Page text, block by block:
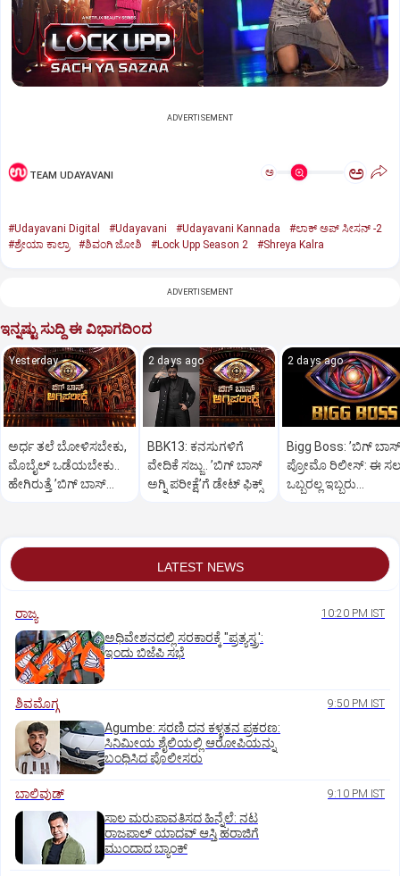
ADVERTISEMENT
TEAM UDAYAVANI ಅ ಅ
#Udayavani Digital #Udayavani #Udayavani Kannada
#ಲಾಕ್ ಅಪ್ ಸೀಸನ್‌ -2
#ಶ್ರೇಯಾ ಕಾಲ್ರಾ
#ಶಿವಂಗಿ ಜೋಶಿ #Lock Upp Season 2 #Shreya Kalra
ADVERTISEMENT
ಇನ್ನಷ್ಟು ಸುದ್ದಿ ಈ ವಿಭಾಗದಿಂದ
Yesterday
ಅರ್ಧ ತಲೆ ಬೋಳಿಸಬೇಕು,
ಮೊಬೈಲ್‌ ಒಡೆಯಬೇಕು..
ಹೇಗಿರುತ್ತೆ ‌ʼಬಿಗ್ ಬಾಸ್‌
2 days ago
BBK13: ಕನಸುಗಳಿಗೆ
ವೇದಿಕೆ ಸಜ್ಜು.. ʼಬಿಗ್‌ ಬಾಸ್‌
ಅಗ್ನಿ ಪರೀಕ್ಷೆʼಗೆ ಡೇಟ್‌ ಫಿಕ್ಸ್
2 days ago
Bigg Boss: ʼಬಿಗ್‌
ಪ್ರೋಮೊ ರಿಲೀಸ್:‌ ಈ ಸಲ
ಒಬ್ಬರಲ್ಲ ಇಬ್ಬರು
LATEST NEWS
ರಾಜ್ಯ 10:20 PM IST
ಅಧಿವೇಶನದಲ್ಲಿ ಸರಕಾರಕ್ಕೆ "ಪ್ರತ್ಯಸ್ತ್ರ':
ಇಂದು ಬಿಜೆಪಿ ಸಭೆ
ಶಿವಮೊಗ್ಗ 9:50 PM IST
Agumbe: ಸರಣಿ ದನ ಕಳ್ಳತನ ಪ್ರಕರಣ:
ಸಿನಿಮೀಯ ಶೈಲಿಯಲ್ಲಿ ಆರೋಪಿಯನ್ನು
ಬಂಧಿಸಿದ ಪೊಲೀಸರು
ಬಾಲಿವುಡ್‌ 9:10 PM IST
ಸಾಲ ಮರುಪಾವತಿಸದ ಹಿನ್ನೆಲೆ: ನಟ
ರಾಜಪಾಲ್ ಯಾದವ್‌ ಆಸ್ತಿ ಹರಾಜಿಗೆ
ಮುಂದಾದ ಬ್ಯಾಂಕ್